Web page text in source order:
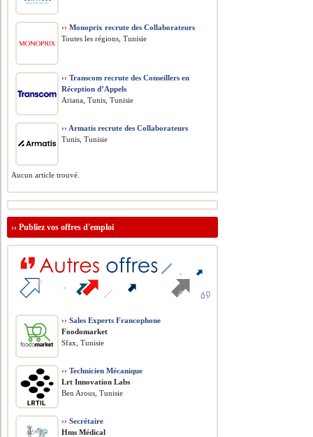
›› Monoprix recrute des Collaborateurs
Toutes les régions, Tunisie
›› Transcom recrute des Conseillers en
Réception d’Appels
Ariana, Tunis, Tunisie
›› Armatis recrute des Collaborateurs
Tunis, Tunisie
Aucun article trouvé.
››Publiez vos offres d'emploi
›› Sales Experts Francophone
Foodomarket
Sfax, Tunisie
›› Technicien Mécanique
Lrt Innovation Labs
Ben Arous, Tunisie
›› Secrétaire
Hms Médical